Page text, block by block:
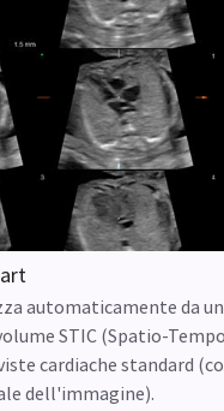
automaticamente da
STIC (Spatio-
cardiache standard
dell'immagine).